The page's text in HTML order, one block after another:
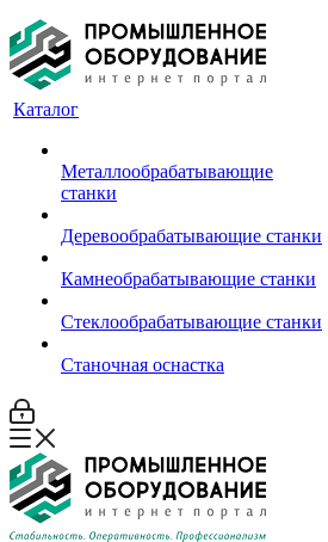
Каталог
Металлообрабатывающие
станки
Деревообрабатывающие станки
Камнеобрабатывающие станки
Стеклообрабатывающие станки
Станочная оснастка